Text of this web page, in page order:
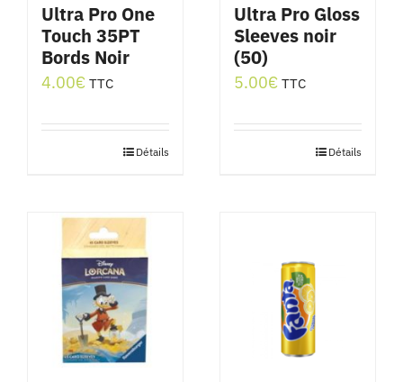
Ultra Pro One
Touch 35PT
Bords Noir
4.00€ TTC
Détails
Ultra Pro Gloss
Sleeves noir
(50)
5.00€ TTC
Détails